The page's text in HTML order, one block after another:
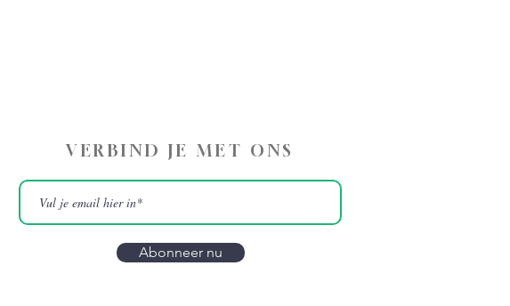
VERBIND JE MET ONS
Abonneer nu